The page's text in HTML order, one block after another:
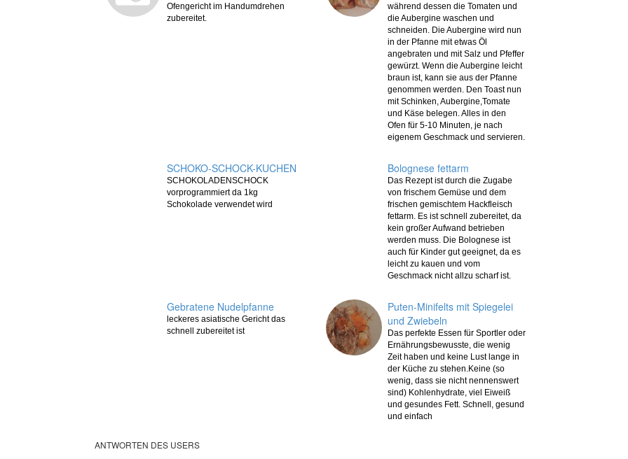
Ofengericht im Handumdrehen
zubereitet.
während dessen die Tomaten und
die Aubergine waschen und
schneiden. Die Aubergine wird nun
in der Pfanne mit etwas Öl
angebraten und mit Salz und Pfeffer
gewürzt. Wenn die Aubergine leicht
braun ist, kann sie aus der Pfanne
genommen werden. Den Toast nun
mit Schinken, Aubergine,Tomate
und Käse belegen. Alles in den
Ofen für 5-10 Minuten, je nach
eigenem Geschmack und servieren.
SCHOKO-SCHOCK-KUCHEN
SCHOKOLADENSCHOCK
vorprogrammiert da 1kg
Schokolade verwendet wird
Bolognese fettarm
Das Rezept ist durch die Zugabe
von frischem Gemüse und dem
frischen gemischtem Hackfleisch
fettarm. Es ist schnell zubereitet, da
kein großer Aufwand betrieben
werden muss. Die Bolognese ist
auch für Kinder gut geeignet, da es
leicht zu kauen und vom
Geschmack nicht allzu scharf ist.
Gebratene Nudelpfanne
leckeres asiatische Gericht das
schnell zubereitet ist
Puten-Minifelts mit Spiegelei
und Zwiebeln
Das perfekte Essen für Sportler oder
Ernährungsbewusste, die wenig
Zeit haben und keine Lust lange in
der Küche zu stehen.Keine (so
wenig, dass sie nicht nennenswert
sind) Kohlenhydrate, viel Eiweiß
und gesundes Fett. Schnell, gesund
und einfach
ANTWORTEN DES USERS